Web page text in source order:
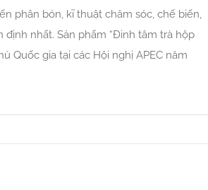
phân bón, kĩ thuật chăm sóc, chế biến,
nhất. Sản phẩm “Đinh tâm trà hộp
Quốc gia tại các Hội nghị APEC năm